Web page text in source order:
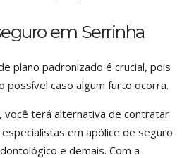
em Serrinha
plano padronizado é crucial, pois
possível caso algum furto ocorra.
você terá alternativa de contratar
em apólice de seguro
e demais. Com a